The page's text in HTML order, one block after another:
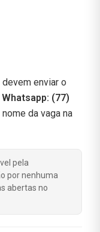
enviar o
(77)
da vaga na
pela
por nenhuma
abertas no